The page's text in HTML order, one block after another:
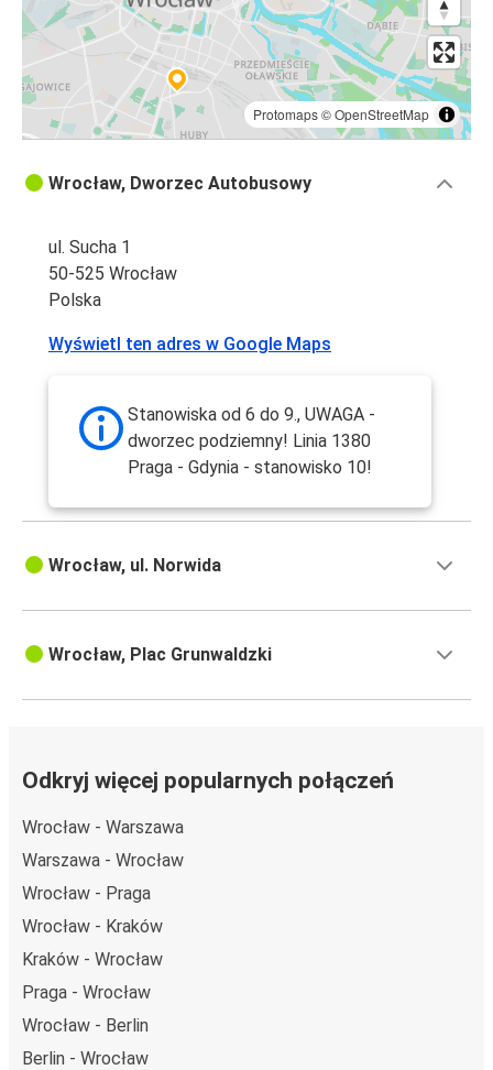
Protomaps©OpenStreetMap
Wrocław, Dworzec Autobusowy
ul. Sucha 1
50-525 Wrocław
Polska
Wyświetl ten adres w Google Maps
Stanowiska od 6 do 9., UWAGA -
dworzec podziemny! Linia 1380
Praga - Gdynia - stanowisko 10!
Wrocław, ul. Norwida
Wrocław, Plac Grunwaldzki
Odkryj więcej popularnych połączeń
Wrocław - Warszawa
Warszawa - Wrocław
Wrocław - Praga
Wrocław - Kraków
Kraków - Wrocław
Praga - Wrocław
Wrocław - Berlin
Berlin - Wrocław